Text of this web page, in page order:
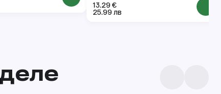
13.29 €
25.99 лв